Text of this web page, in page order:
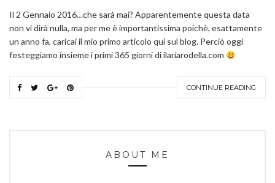
Il 2 Gennaio 2016…che sarà mai? Apparentemente questa data
non vi dirà nulla, ma per me è importantissima poichè, esattamente
un anno fa, caricai il mio primo articolo qui sul blog. Perciò oggi
festeggiamo insieme i primi 365 giorni di ilariarodella.com
CONTINUE READING
ABOUT ME